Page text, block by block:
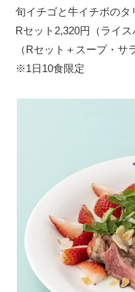
旬イチゴと牛イチボのタ
Rセット2,320円（ライ
（Rセット＋スープ・サ
※1日10食限定